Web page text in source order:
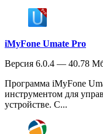
iMyFone Umate Pro
Версия 6.0.4 — 40.78
Программа iMyFone
инструментом для
устройстве. С...